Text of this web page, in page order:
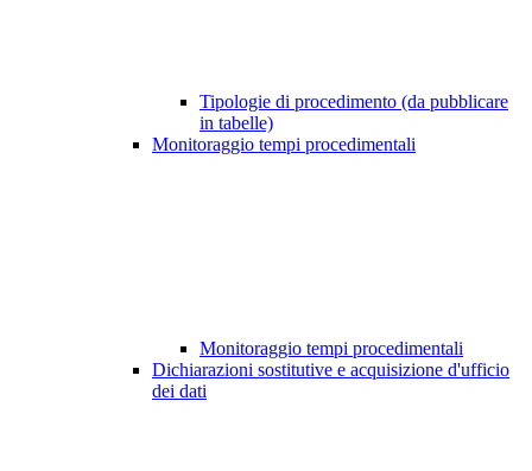
Tipologie di procedimento (da pubblicare
in tabelle)
Monitoraggio tempi procedimentali
Monitoraggio tempi procedimentali
Dichiarazioni sostitutive e acquisizione d'ufficio
dei dati